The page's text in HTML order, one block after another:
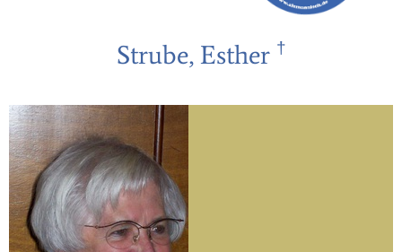
Strube, Esther †